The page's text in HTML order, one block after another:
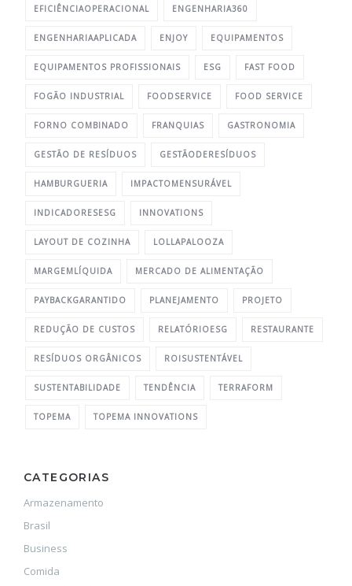
EFICIÊNCIAOPERACIONAL ENGENHARIA360
ENGENHARIAAPLICADA ENJOY EQUIPAMENTOS
EQUIPAMENTOS PROFISSIONAIS ESG FAST FOOD
FOGÃO INDUSTRIAL FOODSERVICE FOOD SERVICE
FORNO COMBINADO FRANQUIAS GASTRONOMIA
GESTÃO DE RESÍDUOS GESTÃODERESÍDUOS
HAMBURGUERIA IMPACTOMENSURÁVEL
INDICADORESESG INNOVATIONS
LAYOUT DE COZINHA LOLLAPALOOZA
MARGEMLÍQUIDA MERCADO DE ALIMENTAÇÃO
PAYBACKGARANTIDO PLANEJAMENTO PROJETO
REDUÇÃO DE CUSTOS RELATÓRIOESG RESTAURANTE
RESÍDUOS ORGÂNICOS ROISUSTENTÁVEL
SUSTENTABILIDADE TENDÊNCIA TERRAFORM
TOPEMA TOPEMA INNOVATIONS
CATEGORIAS
Armazenamento
Brasil
Business
Comida